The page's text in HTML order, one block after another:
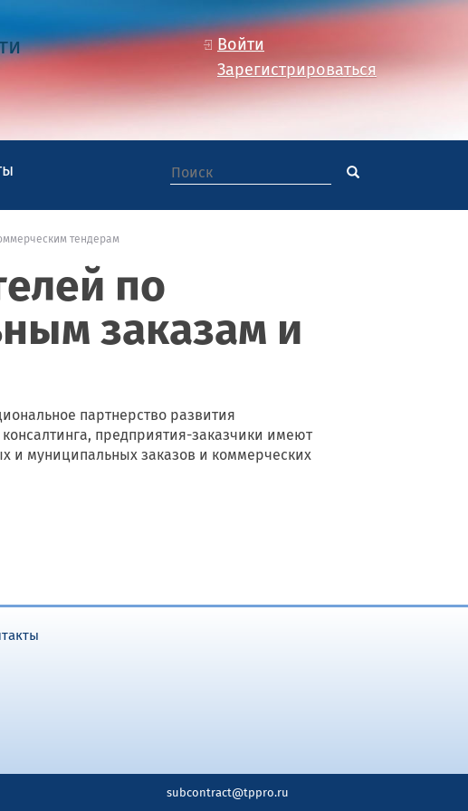
Войти
Зарегистрироваться
тендерам
по
заказам и
партнерство развития
предприятия-заказчики имеют
и муниципальных заказов и коммерческих
subcontract@tppro.ru